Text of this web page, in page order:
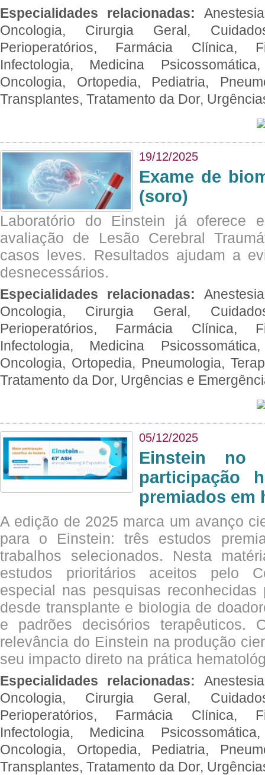
Especialidades relacionadas:
Oncologia, Cirurgia Geral,
Perioperatórios, Farmácia Clínica,
Infectologia, Medicina
Oncologia, Ortopedia, Pediatria,
Transplantes, Tratamento da Dor,
19/12/2025
Exame de
(soro)
Laboratório do Einstein já oferece
avaliação de Lesão Cerebral
casos leves. Resultados ajudam a
desnecessários.
Especialidades relacionadas:
Oncologia, Cirurgia Geral,
Perioperatórios, Farmácia Clínica,
Infectologia, Medicina
Oncologia, Ortopedia, Pneumologia,
Tratamento da Dor, Urgências e
05/12/2025
Einstein no
participação
premiados em
A edição de 2025 marca um avanço
para o Einstein: três estudos
trabalhos selecionados. Nesta
estudos prioritários aceitos pelo
especial nas pesquisas
desde transplante e biologia de
e padrões decisórios terapêuticos.
relevância do Einstein na produção
seu impacto direto na prática
Especialidades relacionadas:
Oncologia, Cirurgia Geral,
Perioperatórios, Farmácia Clínica,
Infectologia, Medicina
Oncologia, Ortopedia, Pediatria,
Transplantes, Tratamento da Dor,